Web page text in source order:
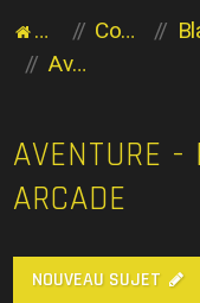
Accueil du forum
Communauté des Planaviens
Aventure - Plateforme / Arcade
AVENTURE -
ARCADE
NOUVEAU SUJET